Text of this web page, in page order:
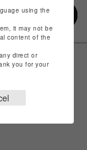
using the
it may not be
content of the
direct or
you for your